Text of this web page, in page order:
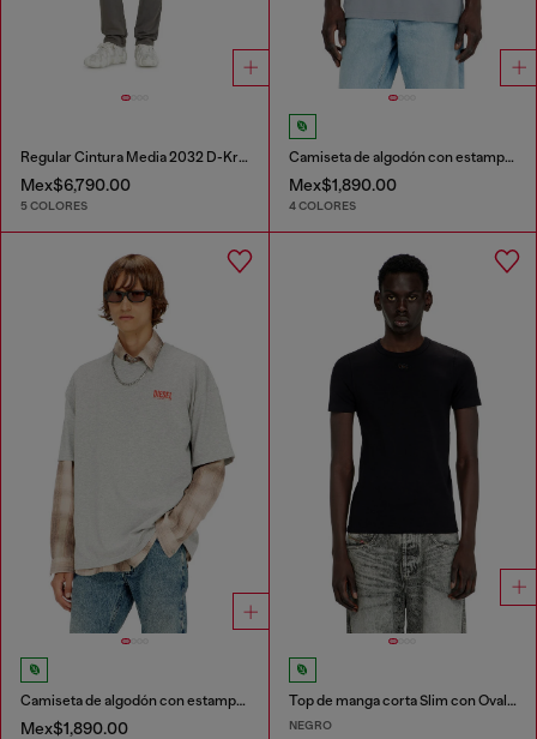
Regular Cintura Media 2032 D-Krooley-BW Joggjeans®
Mex$6,790.00
5 COLORES
Camiseta de algodón con estampado Diesel Biscotto
Mex$1,890.00
4 COLORES
Camiseta de algodón con estampado Diesel Biscotto
Mex$1,890.00
Top de manga corta Slim con Oval D cortado a láser
NEGRO